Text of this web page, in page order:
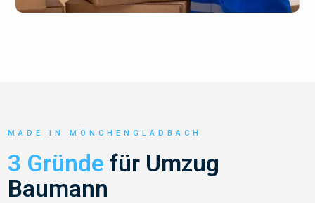
MADE IN MÖNCHENGLADBACH
3 Gründe für Umzug
Baumann